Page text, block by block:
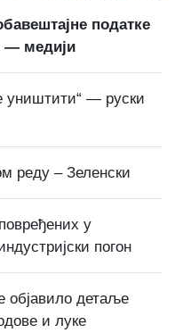
податке
— медији
уништити“ — руски
реду – Зеленски
у
погон
објавило детаље
и луке